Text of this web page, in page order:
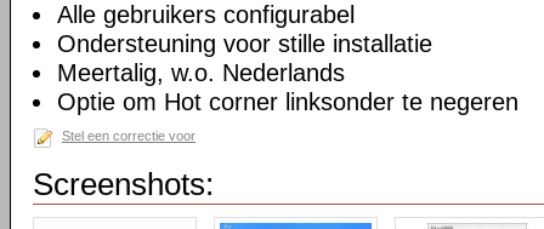
Alle gebruikers configurabel
Ondersteuning voor stille installatie
Meertalig, w.o. Nederlands
Optie om Hot corner linksonder te negeren
Stel een correctie voor
Screenshots: